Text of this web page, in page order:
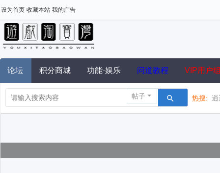
设为首页 收藏本站 我的广告
论坛 积分商城 功能·娱乐 问道教程 VIP用户
帖子 热搜: 逍